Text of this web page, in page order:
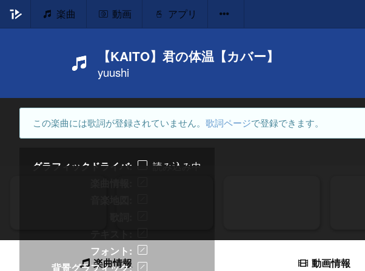
楽曲 動画 アプリ
【KAITO】君の体温【カバー】
yuushi
この楽曲には歌詞が登録されていません。 歌詞ページで登録できます。
グラフィックドライバ
読み込み中
フォント
背景グラフィック
楽曲情報 動画情報